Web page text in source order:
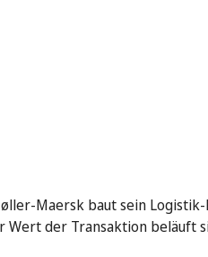
Maersk baut sein
Wert der Transaktion beläuft